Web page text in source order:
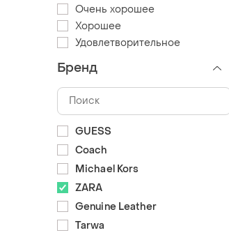
Очень хорошее
Хорошее
Удовлетворительное
Бренд
GUESS
Coach
Michael Kors
ZARA
Genuine Leather
Tarwa